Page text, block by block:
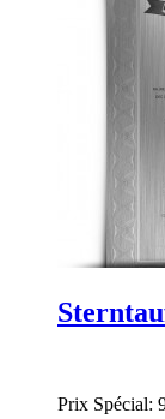
Prix Spécial: